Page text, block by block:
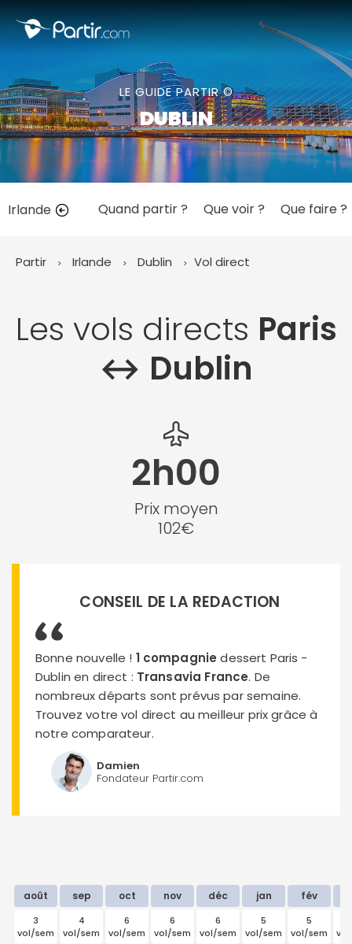
LE GUIDE PARTIR ©
DUBLIN
Irlande Quand partir ? Que voir ? Que faire ?
Partir Irlande Dublin Vol direct
Les vols directs Paris
↔︎ Dublin
2h00
Prix moyen
102€
CONSEIL DE LA REDACTION
Bonne nouvelle ! 1 compagnie dessert Paris -
Dublin en direct : Transavia France. De
nombreux départs sont prévus par semaine.
Trouvez votre vol direct au meilleur prix grâce à
notre comparateur.
Damien
Fondateur Partir.com
août sep oct nov déc jan fév
3
vol/sem
4
vol/sem
6
vol/sem
6
vol/sem
6
vol/sem
5
vol/sem
5
vol/sem
Fermer
📍 Destinations populaires
☀️ Où partir par mois
Juillet
Août Septembre
Octobre